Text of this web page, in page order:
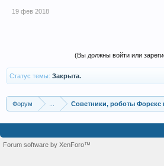
19 фев 2018
(Вы должны войти или
Статус темы: Закрыта.
Форум
Forum software by XenForo™